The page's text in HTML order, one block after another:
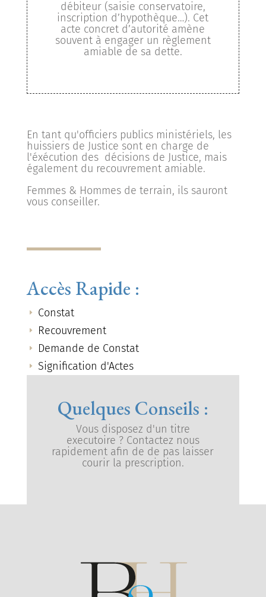
débiteur (saisie conservatoire,
inscription d’hypothèque…). Cet
acte concret d’autorité amène
souvent à engager un règlement
amiable de sa dette.
En tant qu'officiers publics ministériels, les
huissiers de Justice sont en charge de
l'éxécution des décisions de Justice, mais
également du recouvrement amiable.
Femmes & Hommes de terrain, ils sauront
vous conseiller.
Accès Rapide :
E Constat
E Recouvrement
E Demande de Constat
E Signification d'Actes
Quelques Conseils :
Vous disposez d'un titre
executoire ? Contactez nous
rapidement afin de de pas laisser
courir la prescription.